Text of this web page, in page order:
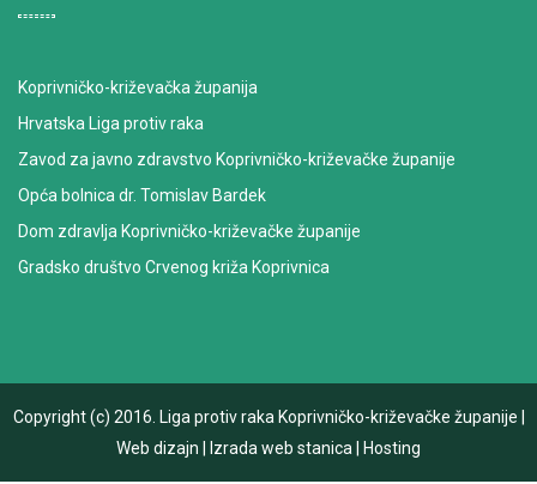
Koprivničko-križevačka županija
Hrvatska Liga protiv raka
Zavod za javno zdravstvo Koprivničko-križevačke županije
Opća bolnica dr. Tomislav Bardek
Dom zdravlja Koprivničko-križevačke županije
Gradsko društvo Crvenog križa Koprivnica
Copyright (c) 2016. Liga protiv raka Koprivničko-križevačke županije
Web dizajn
Izrada web stanica Hosting